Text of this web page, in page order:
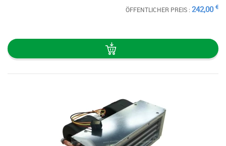
ÖFFENTLICHER PREIS : 242,00 €